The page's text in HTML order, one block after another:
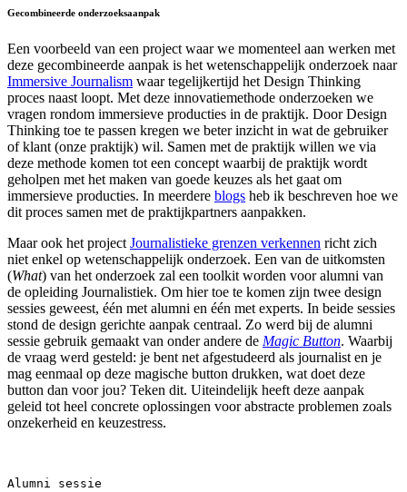
Gecombineerde onderzoeksaanpak
Een voorbeeld van een project waar we momenteel aan werken met
deze gecombineerde aanpak is het wetenschappelijk onderzoek naar
Immersive Journalism waar tegelijkertijd het Design Thinking
proces naast loopt. Met deze innovatiemethode onderzoeken we
vragen rondom immersieve producties in de praktijk. Door Design
Thinking toe te passen kregen we beter inzicht in wat de gebruiker
of klant (onze praktijk) wil. Samen met de praktijk willen we via
deze methode komen tot een concept waarbij de praktijk wordt
geholpen met het maken van goede keuzes als het gaat om
immersieve producties. In meerdere blogs heb ik beschreven hoe we
dit proces samen met de praktijkpartners aanpakken.
Maar ook het projectJournalistieke grenzen verkennen richt zich
niet enkel op wetenschappelijk onderzoek. Een van de uitkomsten
(What) van het onderzoek zal een toolkit worden voor alumni van
de opleiding Journalistiek. Om hier toe te komen zijn twee design
sessies geweest, één met alumni en één met experts. In beide sessies
stond de design gerichte aanpak centraal. Zo werd bij de alumni
sessie gebruik gemaakt van onder andere de Magic Button. Waarbij
de vraag werd gesteld: je bent net afgestudeerd als journalist en je
mag eenmaal op deze magische button drukken, wat doet deze
button dan voor jou? Teken dit. Uiteindelijk heeft deze aanpak
geleid tot heel concrete oplossingen voor abstracte problemen zoals
onzekerheid en keuzestress.
Alumni sessie